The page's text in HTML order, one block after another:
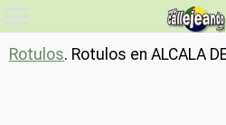
Rotulos. Rotulos en ALCALA